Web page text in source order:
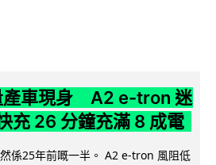
產車現身 A2 e-tron 迷
26 分鐘充滿 8 成電
係25年前嘅一半。 A2 e-tron 風阻低